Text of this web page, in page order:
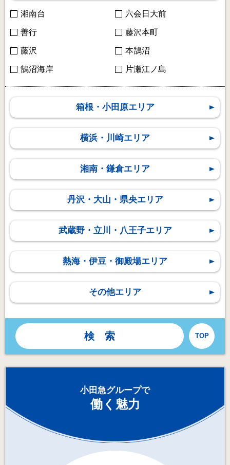
湘南台 六会日大前
善行 藤沢本町
藤沢 本鵠沼
鵠沼海岸 片瀬江ノ島
箱根・小田原エリア
横浜・川崎エリア
湘南・鎌倉エリア
丹沢・大山・県央エリア
武蔵野・立川・八王子エリア
熱海・伊豆・御殿場エリア
その他エリア
TOP
小田急グループで
働く魅力